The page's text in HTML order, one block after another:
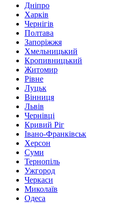
Дніпро
Харків
Чернігів
Полтава
Запоріжжя
Хмельницький
Кропивницький
Житомир
Рівне
Луцьк
Вінниця
Львів
Чернівці
Кривий Ріг
Івано-Франківськ
Херсон
Суми
Тернопіль
Ужгород
Черкаси
Миколаїв
Одеса